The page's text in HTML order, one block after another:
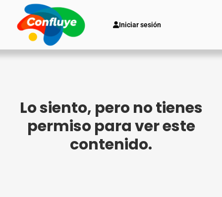
Iniciar sesión
Lo siento, pero no tienes
permiso para ver este
contenido.